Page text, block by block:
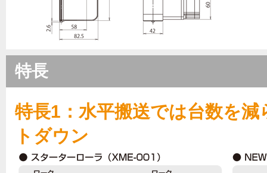
特長
特長1：水平搬送では台数を
トダウン